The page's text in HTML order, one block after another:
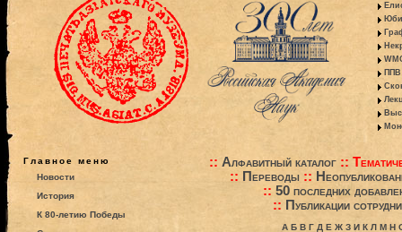
ППВ
Главное меню
Новости
История
К 80-летию Победы
:: Алфавитный каталог ::
:: Переводы::
:: 50 последних
:: Публикации
А Б В Г Д Е Ж З И К Л М Н